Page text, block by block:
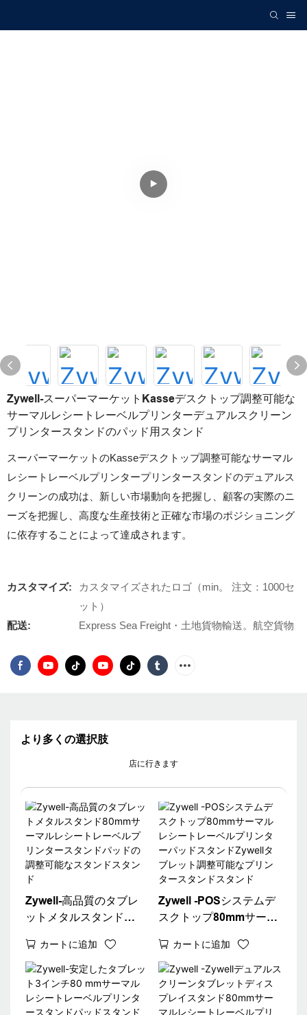
Zywell-スーパーマーケットKasseデスクトップ調整可能な
サーマルレシートレーベルプリンターデュアルスクリーン
プリンタースタンドのパッド用スタンド
スーパーマーケットのKasseデスクトップ調整可能なサーマル
レシートレーベルプリンタープリンタースタンドのデュアルス
クリーンの成功は、新しい市場動向を把握し、顧客の実際のニ
ーズを把握し、高度な生産技術と正確な市場のポジショニング
に依存することによって達成されます。
カスタマイズ:
カスタマイズされたロゴ（min。 注文：1000セ
ット）
配送:
Express Sea Freight・土地貨物輸送。航空貨物
より多くの選択肢
店に行きます
Zywell-高品質のタブレ
ットメタルスタンド
レーベルプリンタースタ
ンドパッドの調整可能な
スタンドスタンド
カートに追加
Zywell -POSシステムデ
スクトップ80mmサーマ
ンターパッドスタンド
Zywellタブレット調整可
能なプリンタースタンド
スタンド
カートに追加